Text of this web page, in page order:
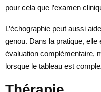
pour cela que l’examen
L’échographie peut aussi
genou. Dans la pratique, elle
évaluation complémentaire,
lorsque le tableau est